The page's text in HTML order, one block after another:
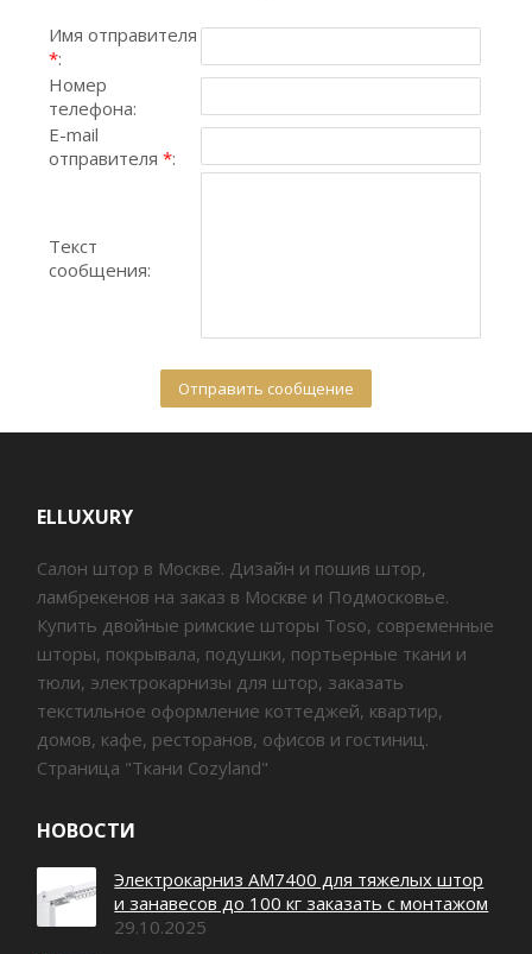
Имя отправителя
*:
Номер
телефона:
E-mail
отправителя *:
Текст
сообщения:
ELLUXURY
Салон штор в Москве. Дизайн и пошив штор,
ламбрекенов на заказ в Москве и Подмосковье.
Купить двойные римские шторы Toso, современные
шторы, покрывала, подушки, портьерные ткани и
тюли, электрокарнизы для штор, заказать
текстильное оформление коттеджей, квартир,
домов, кафе, ресторанов, офисов и гостиниц.
Страница "Ткани Cozyland"
НОВОСТИ
Электрокарниз AM7400 для тяжелых штор
и занавесов до 100 кг заказать с монтажом
29.10.2025